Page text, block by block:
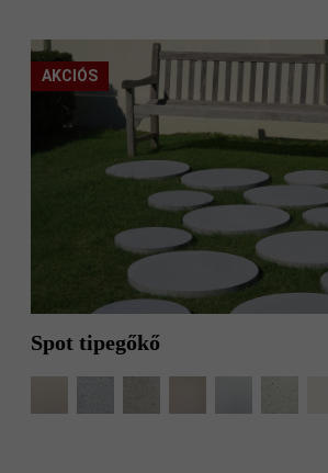
AKCIÓS
Spot tipegőkő